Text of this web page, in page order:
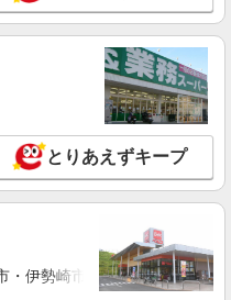
／最寄駅：つくば駅、研究学園
車場あり（無料で利用
詳細を見る
東コーディネートセンター
方も歓迎♪／コツコツ事務
収モデル：255,360円（月21日
とりあえずキープ
・伊勢崎市・太田市・館林市